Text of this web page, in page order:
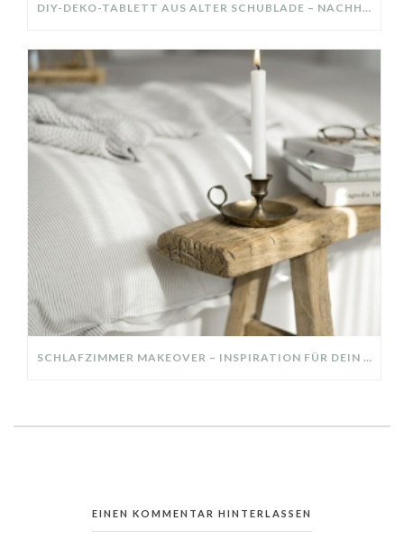
DIY-DEKO-TABLETT AUS ALTER SCHUBLADE – NACHHALTIGE HERBSTDEKO SELBER MACHEN!
SCHLAFZIMMER MAKEOVER – INSPIRATION FÜR DEIN SCHLAFZIMMER: AUS ALT MACH NEU – HELL, GEMÜTLICH UND EINLADEND
EINEN KOMMENTAR HINTERLASSEN